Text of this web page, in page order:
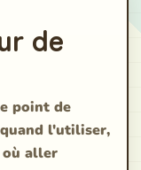
de
point de
l'utiliser,
où aller